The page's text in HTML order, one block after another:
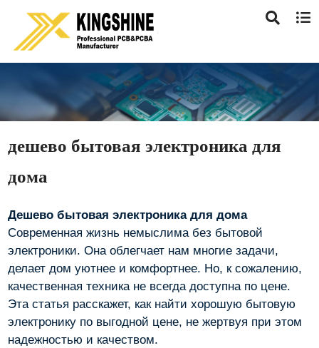
дешево бытовая электроника для
дома
Дешево бытовая электроника для дома
Современная жизнь немыслима без бытовой
электроники. Она облегчает нам многие задачи,
делает дом уютнее и комфортнее. Но, к сожалению,
качественная техника не всегда доступна по цене.
Эта статья расскажет, как найти хорошую бытовую
электронику по выгодной цене, не жертвуя при этом
надежностью и качеством.